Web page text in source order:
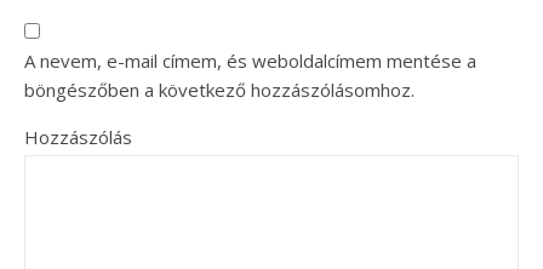
A nevem, e-mail címem, és weboldalcímem mentése a
böngészőben a következő hozzászólásomhoz.
Hozzászólás